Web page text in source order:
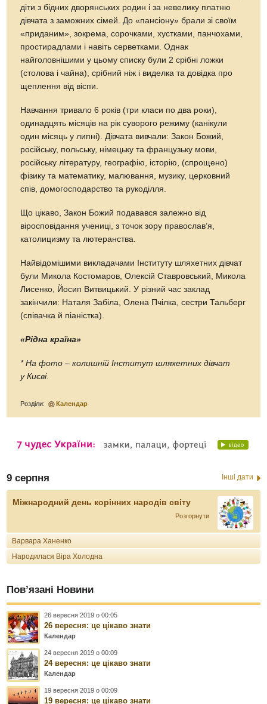
діти з бідних дворянських родин і за невелику платню
дівчата з заможних сімей. До «пансіону» брали зі своїм
«приданим», зокрема, сорочками, хустками, панчохами,
простирадлами і навіть серветками. Однак
найголовнішими у цьому списку були 2 срібні ложки
(столова і чайна), срібний ніж і виделка та довідка про
щеплення від віспи.
Навчання тривало 6 років (три класи по два роки),
одинадцять місяців на рік суворого режиму (канікули
один місяць у липні). Дівчата вивчали: Закон Божий,
російську, польську, німецьку та французьку мови,
російську літературу, географію, історію, (спрощено)
фізику та математику, малювання, музику, церковний
спів, домогосподарство та рукоділля.
Що цікаво, Закон Божий подавався залежно від
віросповідання учениці, з точок зору православ’я,
католицизму та лютеранства.
Найвідомішими викладачами Інституту шляхетних дівчат
були Микола Костомаров, Олексій Ставровський, Микола
Лисенко, Йосип Витвицький. У різний час заклад
закінчили: Наталя Забіла, Олена Пчілка, сестри Тальберг
(співачка й піаністка).
«Рідна країна»
* На фото –колишній Інститут шляхетних дівчат
у Києві.
Розділи: Календар
9 серпня Інші дати
Міжнародний день корінних народів світу
Розгорнути
Варвара Ханенко
Народилася Віра Холодна
Пов’язані Новини
26 вересня 2019 о 00:05
26 вересня: це цікаво знати
Календар
24 вересня 2019 о 00:09
24 вересня: це цікаво знати
Календар
19 вересня 2019 о 00:09
19 вересня: це цікаво знати